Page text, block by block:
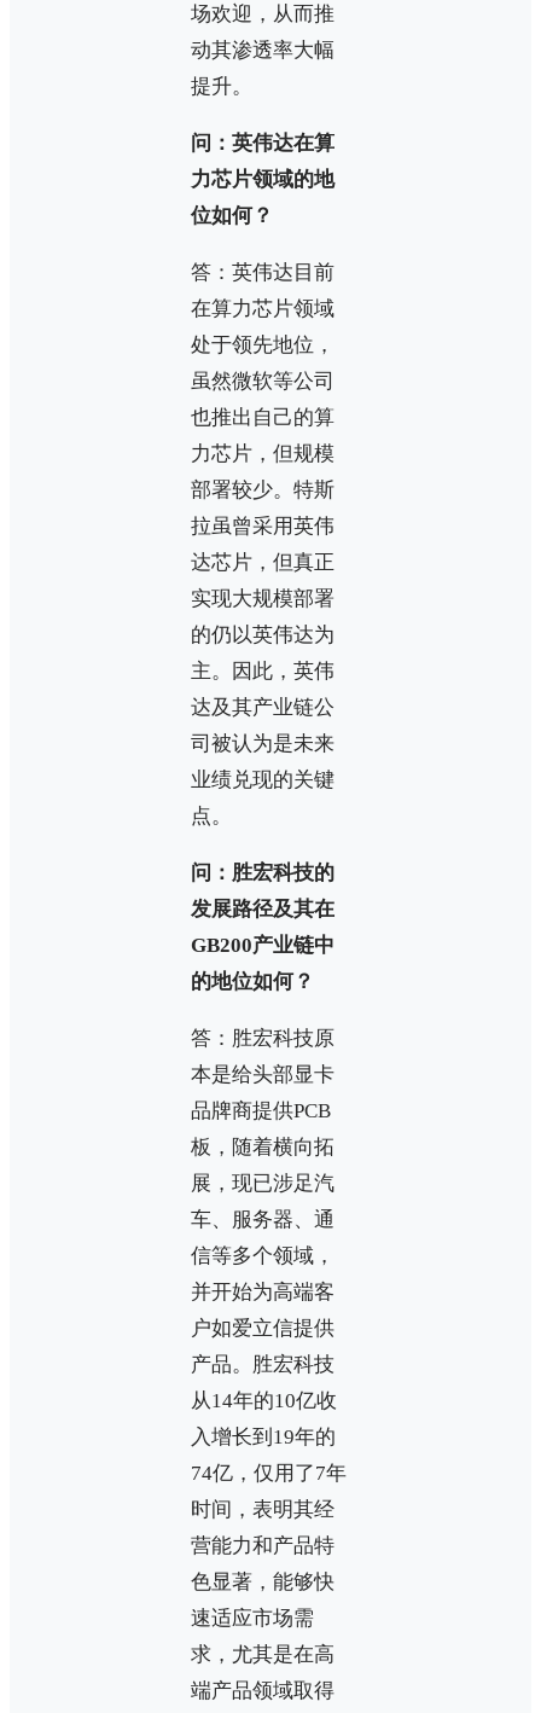
场欢迎，从而推
动其渗透率大幅
提升。
问：英伟达在算
力芯片领域的地
位如何？
答：英伟达目前
在算力芯片领域
处于领先地位，
虽然微软等公司
也推出自己的算
力芯片，但规模
部署较少。特斯
拉虽曾采用英伟
达芯片，但真正
实现大规模部署
的仍以英伟达为
主。因此，英伟
达及其产业链公
司被认为是未来
业绩兑现的关键
点。
问：胜宏科技的
发展路径及其在
GB200产业链中
的地位如何？
答：胜宏科技原
本是给头部显卡
品牌商提供PCB
板，随着横向拓
展，现已涉足汽
车、服务器、通
信等多个领域，
并开始为高端客
户如爱立信提供
产品。胜宏科技
从14年的10亿收
入增长到19年的
74亿，仅用了7年
时间，表明其经
营能力和产品特
色显著，能够快
速适应市场需
求，尤其是在高
端产品领域取得